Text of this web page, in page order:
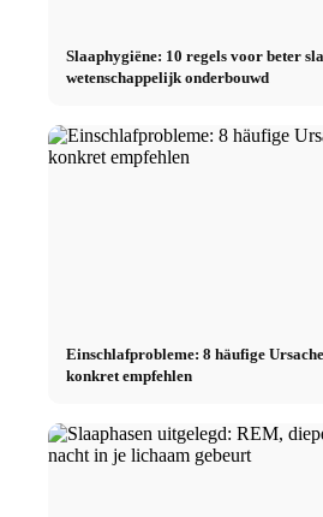
Slaaphygiëne: 10 regels voor beter
wetenschappelijk onderbouwd
Einschlafprobleme: 8 häufige
konkret empfehlen